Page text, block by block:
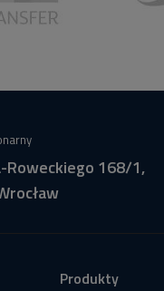
Roweckiego 168/1,
Produkty